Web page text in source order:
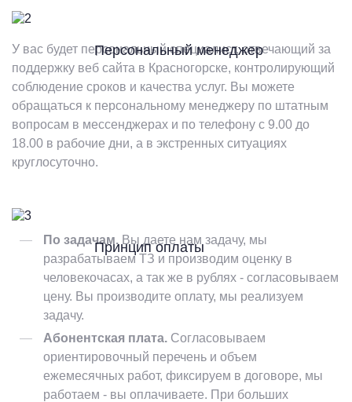
Персональный менеджер
У вас будет персональный специалист, отвечающий за
поддержку веб сайта в Красногорске, контролирующий
соблюдение сроков и качества услуг. Вы можете
обращаться к персональному менеджеру по штатным
вопросам в мессенджерах и по телефону с 9.00 до
18.00 в рабочие дни, а в экстренных ситуациях
круглосуточно.
Принцип оплаты
По задачам. Вы даете нам задачу, мы
разрабатываем ТЗ и производим оценку в
человекочасах, а так же в рублях - согласовываем
цену. Вы производите оплату, мы реализуем
задачу.
Абонентская плата. Согласовываем
ориентировочный перечень и объем
ежемесячных работ, фиксируем в договоре, мы
работаем - вы оплачиваете. При больших